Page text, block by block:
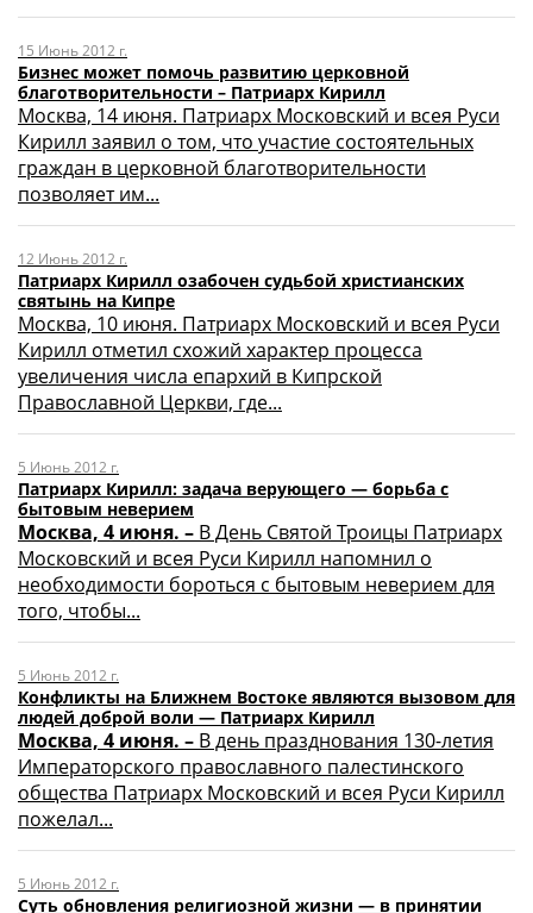
15 Июнь 2012 г.
Бизнес может помочь развитию церковной
благотворительности – Патриарх Кирилл
Москва, 14 июня. Патриарх Московский и всея Руси
Кирилл заявил о том, что участие состоятельных
граждан в церковной благотворительности
позволяет им...
12 Июнь 2012 г.
Патриарх Кирилл озабочен судьбой христианских
святынь на Кипре
Москва, 10 июня. Патриарх Московский и всея Руси
Кирилл отметил схожий характер процесса
увеличения числа епархий в Кипрской
Православной Церкви, где...
5 Июнь 2012 г.
Патриарх Кирилл: задача верующего — борьба с
бытовым неверием
Москва, 4 июня. – В День Святой Троицы Патриарх
Московский и всея Руси Кирилл напомнил о
необходимости бороться с бытовым неверием для
того, чтобы...
5 Июнь 2012 г.
Конфликты на Ближнем Востоке являются вызовом для
людей доброй воли — Патриарх Кирилл
Москва, 4 июня. – В день празднования 130-летия
Императорского православного палестинского
общества Патриарх Московский и всея Руси Кирилл
пожелал...
5 Июнь 2012 г.
Суть обновления религиозной жизни — в принятии